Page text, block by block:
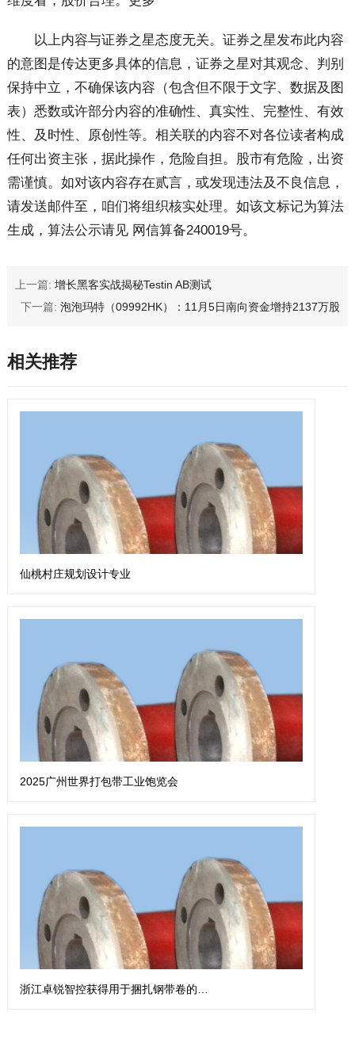
以上内容与证券之星态度无关。证券之星发布此内容
的意图是传达更多具体的信息，证券之星对其观念、判别
保持中立，不确保该内容（包含但不限于文字、数据及图
表）悉数或许部分内容的准确性、真实性、完整性、有效
性、及时性、原创性等。相关联的内容不对各位读者构成
任何出资主张，据此操作，危险自担。股市有危险，出资
需谨慎。如对该内容存在贰言，或发现违法及不良信息，
请发送邮件至，咱们将组织核实处理。如该文标记为算法
生成，算法公示请见 网信算备240019号。
上一篇: 增长黑客实战揭秘Testin AB测试
下一篇:泡泡玛特（09992HK）：11月5日南向资金增持2137万股
相关推荐
仙桃村庄规划设计专业
2025广州世界打包带工业饱览会